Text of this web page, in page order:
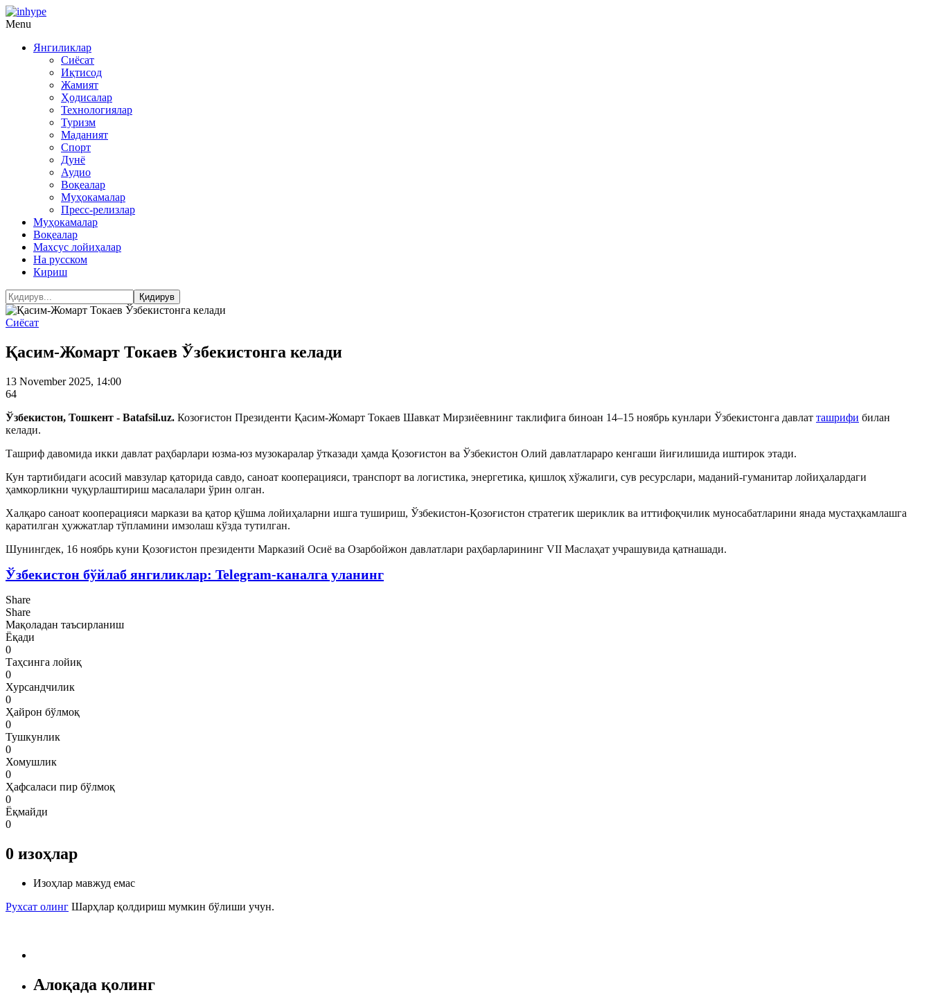
Menu
Янгиликлар
Сиёсат
Иқтисод
Жамият
Ҳодисалар
Технологиялар
Туризм
Маданият
Спорт
Дунё
Аудио
Воқеалар
Муҳокамалар
Пресс-релизлар
Муҳокамалар
Воқеалар
Махсус лойиҳалар
На русском
Кириш
Сиёсат
Қасим-Жомарт Токаев Ўзбекистонга келади
13 November 2025, 14:00
64
Ўзбекистон, Тошкент - Batafsil.uz. Козоғистон Президенти Қасим-Жомарт Токаев Шавкат Мирзиёевнинг таклифига биноан 14–15 ноябрь кунлари Ўзбекистонга давлат ташрифи билан
келади.
Ташриф давомида икки давлат раҳбарлари юзма-юз музокаралар ўтказади ҳамда Қозоғистон ва Ўзбекистон Олий давлатлараро кенгаши йиғилишида иштирок этади.
Кун тартибидаги асосий мавзулар қаторида савдо, саноат кооперацияси, транспорт ва логистика, энергетика, қишлоқ хўжалиги, сув ресурслари, маданий-гуманитар лойиҳалардаги
ҳамкорликни чуқурлаштириш масалалари ўрин олган.
Халқаро саноат кооперацияси маркази ва қатор қўшма лойиҳаларни ишга тушириш, Ўзбекистон-Қозоғистон стратегик шериклик ва иттифоқчилик муносабатларини янада мустаҳкамлашга
қаратилган ҳужжатлар тўпламини имзолаш кўзда тутилган.
Шунингдек, 16 ноябрь куни Қозоғистон президенти Марказий Осиё ва Озарбойжон давлатлари раҳбарларининг VII Маслаҳат учрашувида қатнашади.
Ўзбекистон бўйлаб янгиликлар: Telegram-каналга уланинг
Share
Share
Мақоладан таъсирланиш
Ёқади
0
Таҳсинга лойиқ
0
Хурсандчилик
0
Ҳайрон бўлмоқ
0
Тушкунлик
0
Хомушлик
0
Ҳафсаласи пир бўлмоқ
0
Ёқмайди
0
0 изоҳлар
Изоҳлар мавжуд емас
Рухсат олинг Шарҳлар қолдириш мумкин бўлиши учун.
Алоқада қолинг